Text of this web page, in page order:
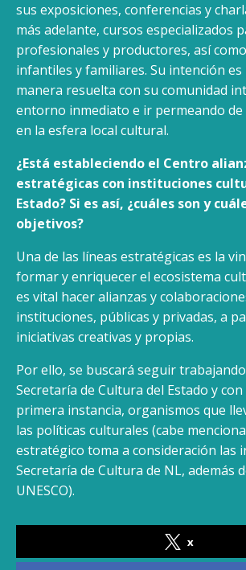
sus exposiciones, conferencias y
más adelante, cursos especializados
profesionales y productores, así
infantiles y familiares. Su intención
manera resuelta con su comunidad
entorno inmediato e ir permeando
en la esfera local cultural.
¿Está estableciendo el Centro
estratégicas con instituciones
Estado? Si es así, ¿cuáles son y
objetivos?
Una de las líneas estratégicas es la
formar y enriquecer el ecosistema
es vital hacer alianzas y
instituciones, públicas y privadas, a
iniciativas creativas y propias.
Por ello, se buscará seguir
Secretaría de Cultura del Estado y con
primera instancia, organismos que
las políticas culturales (cabe
estratégico toma a consideración las
Secretaría de Cultura de NL, además
UNESCO).
x